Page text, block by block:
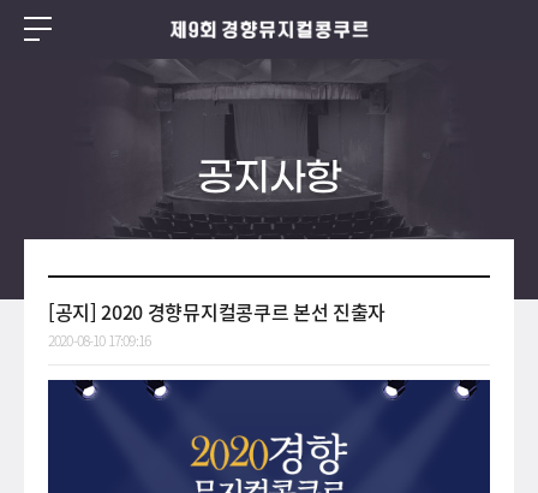
공지사항
[공지] 2020 경향뮤지컬콩쿠르 본선 진출자
2020-08-10 17:09:16